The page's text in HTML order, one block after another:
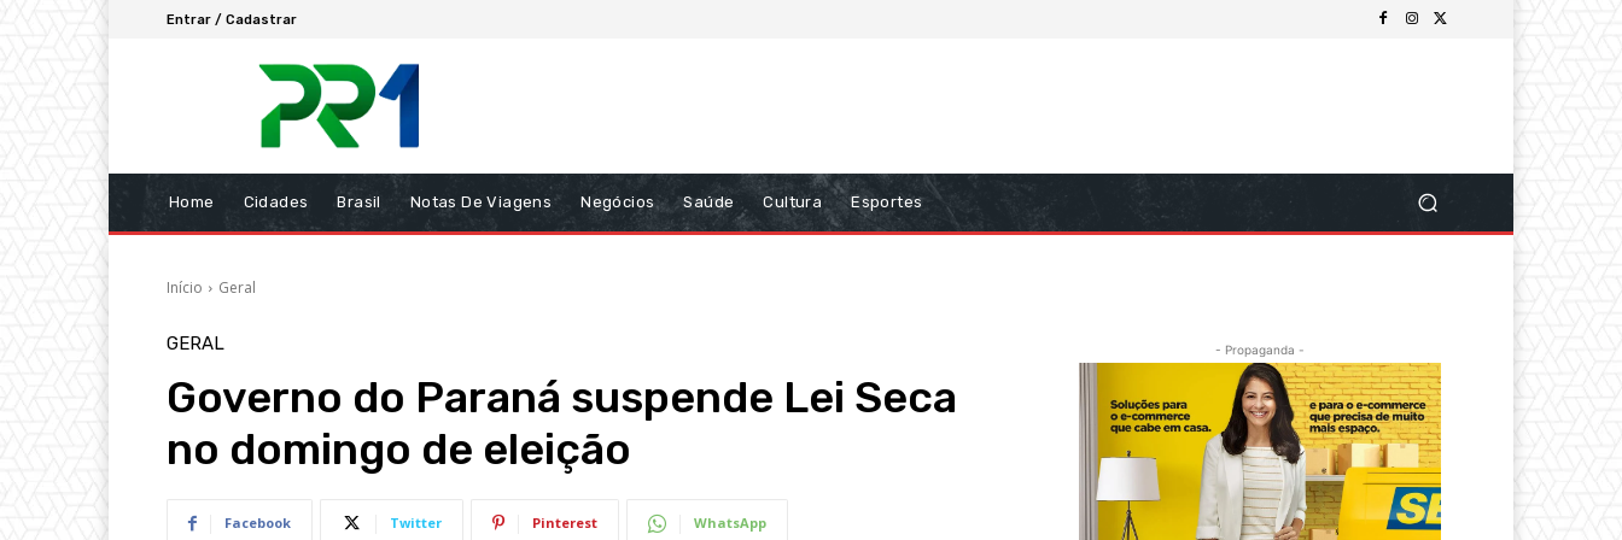
Entrar / Cadastrar
Home Cidades Brasil Notas De Viagens Negócios Saúde Cultura Esportes
Início Geral
GERAL
Governo do Paraná suspende Lei Seca
no domingo de eleição
Facebook Twitter Pinterest WhatsApp
- Propaganda -